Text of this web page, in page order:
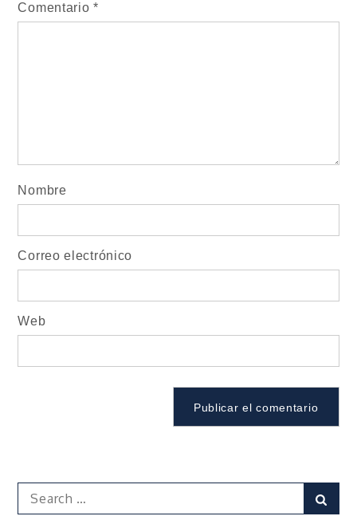
Comentario*
Nombre
Correo electrónico
Web
Search
for: